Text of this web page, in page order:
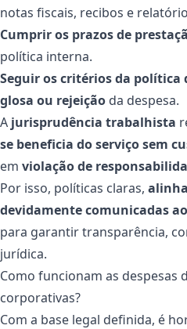
notas fiscais, recibos e
Cumprir os prazos de
política interna.
Seguir os critérios da política
glosa ou rejeição da despesa.
A jurisprudência trabalhista
se beneficia do serviço sem
em violação de
Por isso, políticas claras,
devidamente comunicadas
para garantir transparência,
jurídica.
Como funcionam as despesas
corporativas?
Com a base legal definida, é